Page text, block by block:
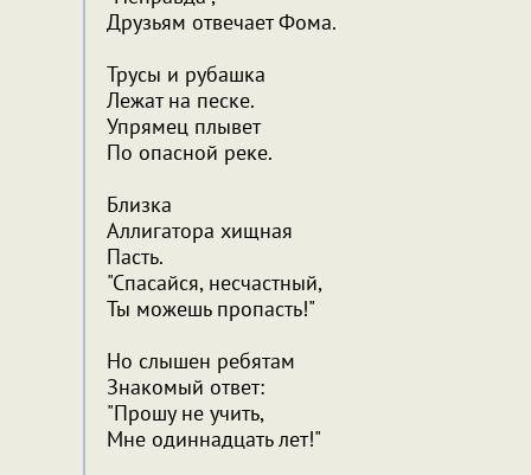
Друзьям отвечает Фома.
Трусы и рубашка
Лежат на песке.
Упрямец плывет
По опасной реке.
Близка
Аллигатора хищная
Пасть.
"Спасайся, несчастный,
Ты можешь пропасть!"
Но слышен ребятам
Знакомый ответ:
"Прошу не учить,
Мне одиннадцать лет!"